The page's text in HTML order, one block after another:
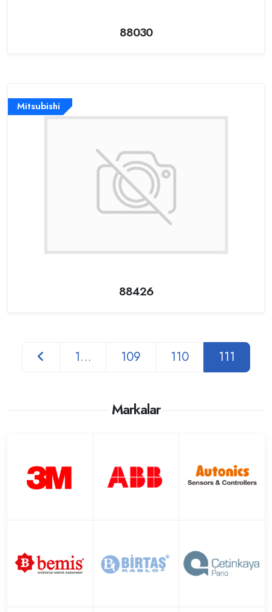
88030
Mitsubishi
88426
1… 109 110 111
Markalar